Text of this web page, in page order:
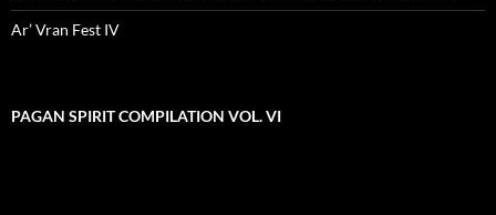
Ar’ Vran Fest IV
PAGAN SPIRIT COMPILATION VOL. VI